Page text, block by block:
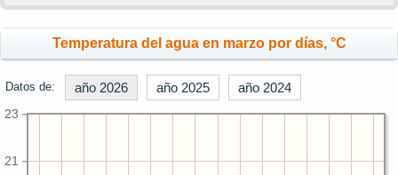
Temperatura del agua en marzo por días, °C
Datos de: año 2026 año 2025 año 2024
21
23